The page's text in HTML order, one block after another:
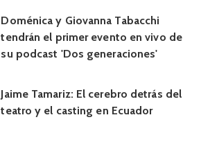
Doménica y Giovanna Tabacchi
tendrán el primer evento en vivo de
su podcast 'Dos generaciones'
Jaime Tamariz: El cerebro detrás del
teatro y el casting en Ecuador